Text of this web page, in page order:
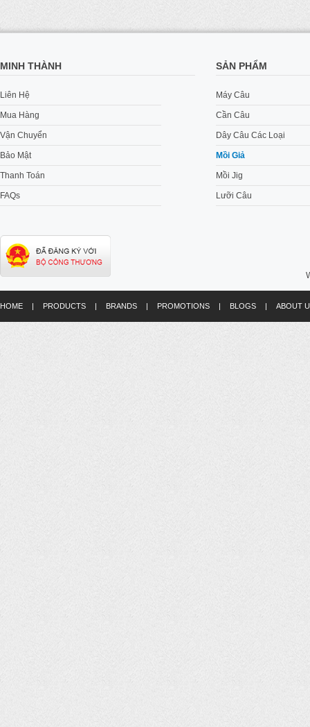
MINH THÀNH
Liên Hệ
Mua Hàng
Vận Chuyển
Bảo Mật
Thanh Toán
FAQs
SẢN PHẨM
Máy Câu
Cần Câu
Dây Câu Các Loại
Mồi Giả
Mồi Jig
Lưỡi Câu
HOME | PRODUCTS | BRANDS | PROMOTIONS | BLOGS | ABOUT